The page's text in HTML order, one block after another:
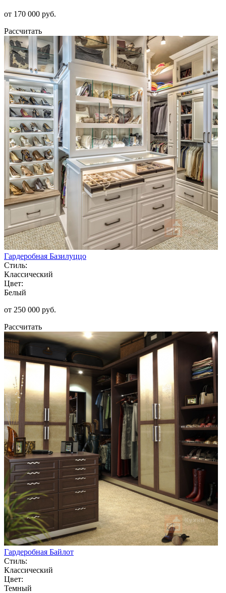
от 170 000 руб.
Рассчитать
Гардеробная Базилуццо
Стиль:
Классический
Цвет:
Белый
от 250 000 руб.
Рассчитать
Гардеробная Байлот
Стиль:
Классический
Цвет:
Темный